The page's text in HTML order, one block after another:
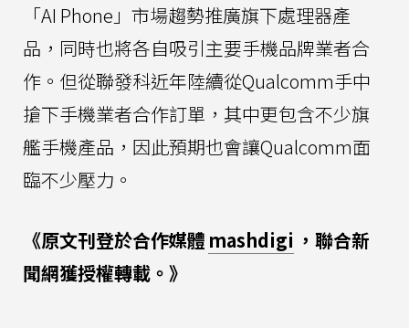
「AI Phone」市場趨勢推廣旗下處理器產
品，同時也將各自吸引主要手機品牌業者合
作。但從聯發科近年陸續從Qualcomm手中
搶下手機業者合作訂單，其中更包含不少旗
艦手機產品，因此預期也會讓Qualcomm面
臨不少壓力。
《原文刊登於合作媒體 mashdigi ，聯合新
聞網獲授權轉載。》